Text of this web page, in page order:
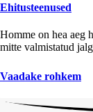
Ehitusteenused
Homme on hea aeg
mitte valmistatud
Vaadake rohkem